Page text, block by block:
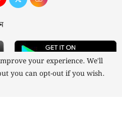
your experience. We'll
you can opt-out if you wish.